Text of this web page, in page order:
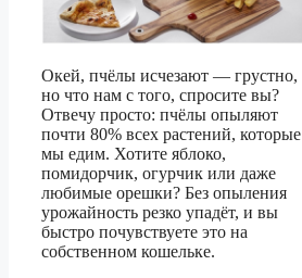
Окей, пчёлы исчезают — грустно,
но что нам с того, спросите вы?
Отвечу просто: пчёлы опыляют
почти 80% всех растений, которые
мы едим. Хотите яблоко,
помидорчик, огурчик или даже
любимые орешки? Без опыления
урожайность резко упадёт, и вы
быстро почувствуете это на
собственном кошельке.